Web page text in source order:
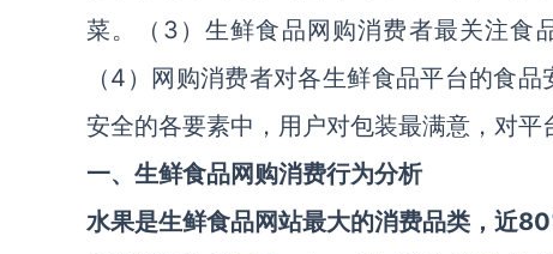
菜。（3）生鲜食品网购消费者最关注食
（4）网购消费者对各生鲜食品平台的食
安全的各要素中，用户对包装最满意，对平
一、生鲜食品网购消费行为分析
水果是生鲜食品网站最大的消费品类，近